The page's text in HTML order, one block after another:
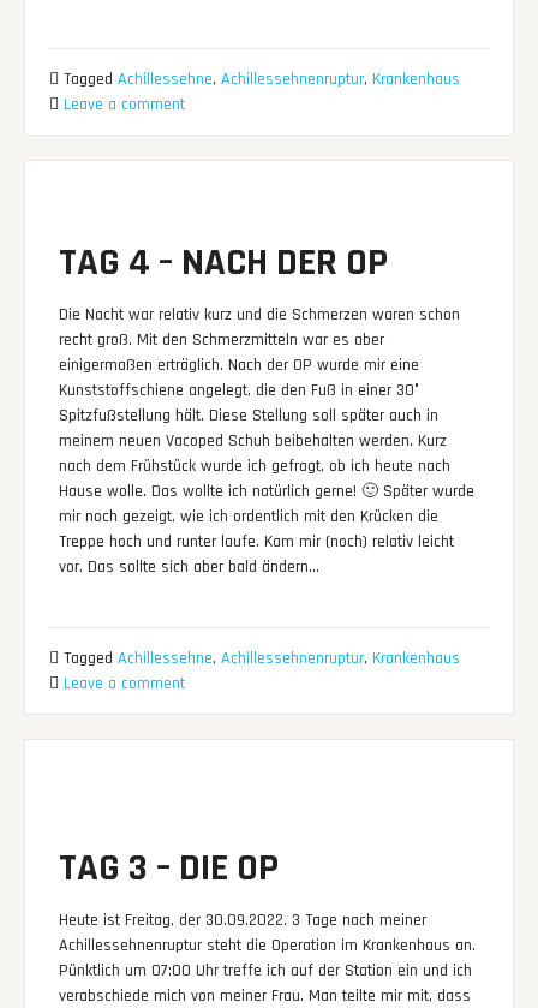
TaggedAchillessehne,Achillessehnenruptur, Krankenhaus
Leave a comment
TAG 4 – NACH DER OP
Die Nacht war relativ kurz und die Schmerzen waren schon
recht groß. Mit den Schmerzmitteln war es aber
einigermaßen erträglich. Nach der OP wurde mir eine
Kunststoffschiene angelegt, die den Fuß in einer 30°
Spitzfußstellung hält. Diese Stellung soll später auch in
meinem neuen Vacoped Schuh beibehalten werden. Kurz
nach dem Frühstück wurde ich gefragt, ob ich heute nach
Hause wolle. Das wollte ich natürlich gerne! 🙂 Später wurde
mir noch gezeigt, wie ich ordentlich mit den Krücken die
Treppe hoch und runter laufe. Kam mir (noch) relativ leicht
vor. Das sollte sich aber bald ändern…
TaggedAchillessehne,Achillessehnenruptur, Krankenhaus
Leave a comment
TAG 3 – DIE OP
Heute ist Freitag, der 30.09.2022. 3 Tage nach meiner
Achillessehnenruptur steht die Operation im Krankenhaus an.
Pünktlich um 07:00 Uhr treffe ich auf der Station ein und ich
verabschiede mich von meiner Frau. Man teilte mir mit, dass